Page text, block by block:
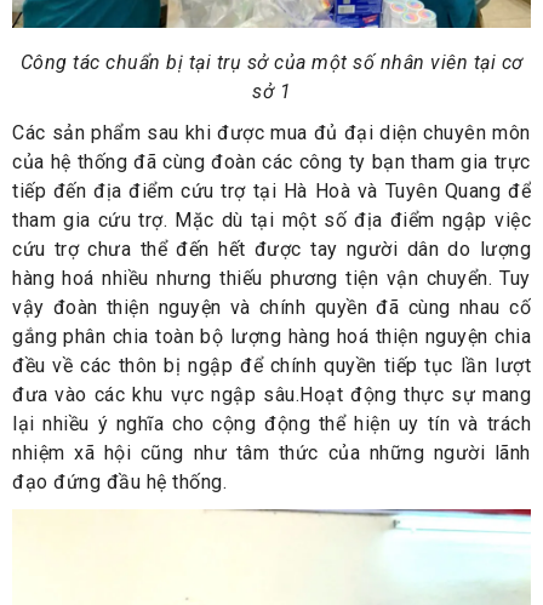
Công tác chuẩn bị tại trụ sở của một số nhân viên tại cơ
sở 1
Các sản phẩm sau khi được mua đủ đại diện chuyên môn
của hệ thống đã cùng đoàn các công ty bạn tham gia trực
tiếp đến địa điểm cứu trợ tại Hà Hoà và Tuyên Quang để
tham gia cứu trợ. Mặc dù tại một số địa điểm ngập việc
cứu trợ chưa thể đến hết được tay người dân do lượng
hàng hoá nhiều nhưng thiếu phương tiện vận chuyển. Tuy
vậy đoàn thiện nguyện và chính quyền đã cùng nhau cố
gắng phân chia toàn bộ lượng hàng hoá thiện nguyện chia
đều về các thôn bị ngập để chính quyền tiếp tục lần lượt
đưa vào các khu vực ngập sâu.Hoạt động thực sự mang
lại nhiều ý nghĩa cho cộng động thể hiện uy tín và trách
nhiệm xã hội cũng như tâm thức của những người lãnh
đạo đứng đầu hệ thống.